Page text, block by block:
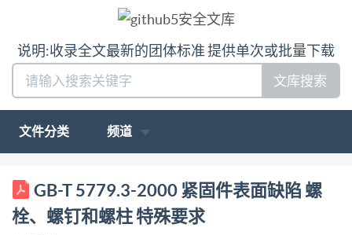
说明:收录全文最新的团体标准 提供单次或批量下载
文库搜索
文件分类 频道
ICS,21. 060. 10 J 13 中华人民共和国国家标准 GB/T
5779. 3-2000 idt ISO 6157-3:1988 紧固件表面缺陷 螺
栓、螺钉和螺柱 特殊要求 Fasteners-Surface
GB-T 5779.3-2000 紧固件表面缺陷 螺
栓、螺钉和螺柱 特殊要求